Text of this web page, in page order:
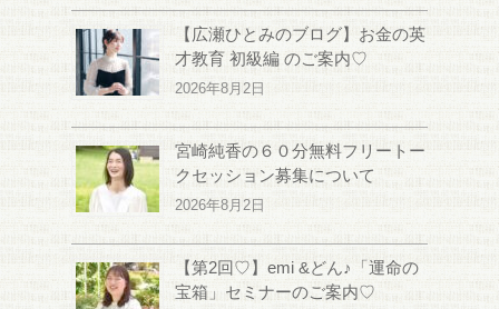
【広瀬ひとみのブログ】お金の英
才教育 初級編 のご案内♡
2026年8月2日
宮崎純香の６０分無料フリートー
クセッション募集について
2026年8月2日
【第2回♡】emi &どん♪「運命の
宝箱」セミナーのご案内♡